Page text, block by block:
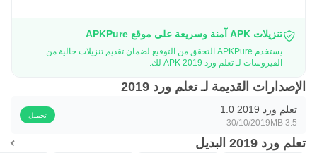
تنزيلات APK آمنة وسريعة على موقع APKPure
يستخدم APKPure التحقق من التوقيع لضمان تقديم تنزيلات خالية من
الفيروسات لـ تعلم ورد 2019 APK لك.
الإصدارات القديمة لـ تعلم ورد 2019
تعلم ورد 2019 1.0
3.5 MB
30/10/2019
تحميل
تعلم ورد 2019 البديل